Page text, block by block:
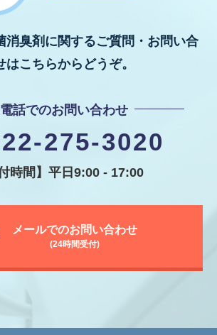
消臭剤に関するご質問・お問い合
はこちらからどうぞ。
話でのお問い合わせ
275-3020
付時間】平日9:00 - 17:00
メールでのお問い合わせ
(24時間受付)